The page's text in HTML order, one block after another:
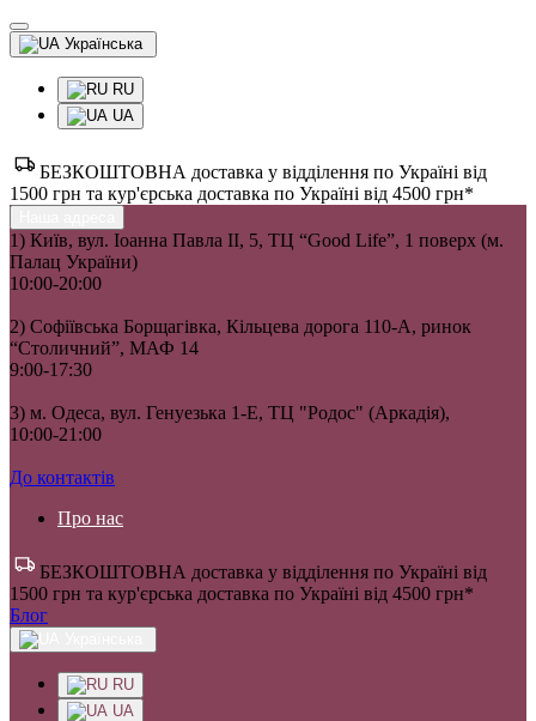
Українська
RU
UA
БЕЗКОШТОВНА доставка у відділення по Україні від
1500 грн та кур'єрська доставка по Україні від 4500 грн*
1) Київ, вул. Іоанна Павла II, 5, ТЦ “Good Life”, 1 поверх (м.
Палац України)
10:00-20:00
2) Софіївська Борщагівка, Кільцева дорога 110-А, ринок
“Столичний”, МАФ 14
9:00-17:30
3) м. Одеса, вул. Генуезька 1-Е, ТЦ "Родос" (Аркадія),
10:00-21:00
До контактів
Про нас
БЕЗКОШТОВНА доставка у відділення по Україні від
1500 грн та кур'єрська доставка по Україні від 4500 грн*
Блог
RU
UA